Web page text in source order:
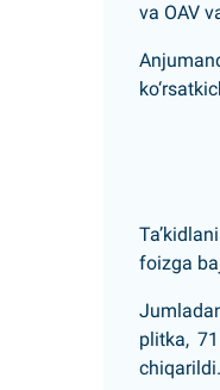
va OAV
foizga
plitka,
chiqarildi.